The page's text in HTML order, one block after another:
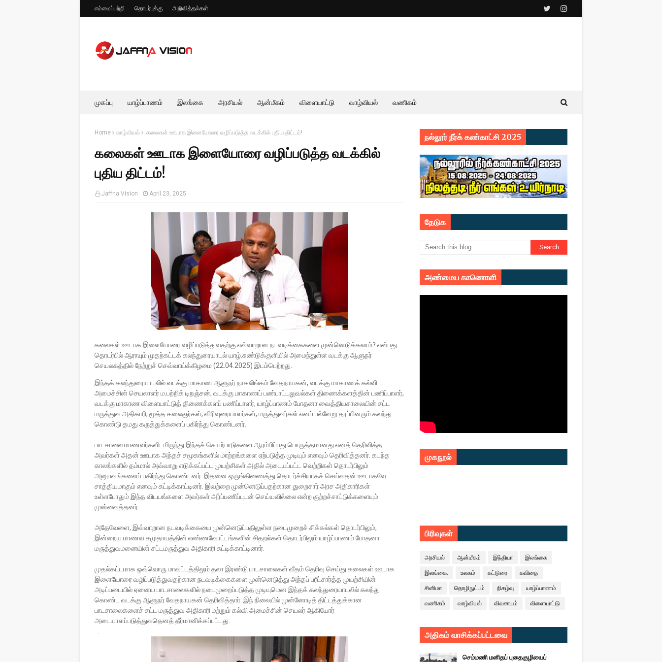
எம்மைப்பற்றி தொடர்புக்கு அறிவித்தல்கள்
முகப்பு யாழ்ப்பாணம் இலங்கை அரசியல் ஆன்மீகம் விளையாட்டு வாழ்வியல் வணிகம்
Home வாழ்வியல் கலைகள் ஊடாக இளையோரை வழிப்படுத்த வடக்கில் புதிய திட்டம்!
கலைகள் ஊடாக இளையோரை வழிப்படுத்த வடக்கில்
புதிய திட்டம்!
Jaffna Vision April 23, 2025
கலைகள் ஊடாக இளையோரை வழிப்படுத்துவதற்கு எவ்வாறான நடவடிக்கைகளை முன்னெடுக்கலாம்? என்பது
தொடர்பில் ஆராயும் முதற்கட்டக் கலந்துரையாடல் யாழ்.சுண்டுக்குளியில் அமைந்துள்ள வடக்கு ஆளுநர்
செயலகத்தில் நேற்றுச் செவ்வாய்க்கிழமை (22.04.2025) இடம்பெற்றது.
இந்தக் கலந்துரையாடலில் வடக்கு மாகாண ஆளுநர் நாகலிங்கம் வேதநாயகன், வடக்கு மாகாணக் கல்வி
அமைச்சின் செயலாளர் ம.பற்றிக் டிறஞ்சன், வடக்கு மாகாணப் பண்பாட்டலுவல்கள் திணைக்களத்தின் பணிப்பாளர்,
வடக்கு மாகாண விளையாட்டுத் திணைக்களப் பணிப்பாளர், யாழ்ப்பாணம் போதனா வைத்தியசாலையின் சட்ட
மருத்துவ அதிகாரி, மூத்த கலைஞர்கள், விரிவுரையாளர்கள், மருத்துவர்கள் எனப் பல்வேறு தரப்பினரும் கலந்து
கொண்டு தமது கருத்துக்களைப் பகிர்ந்து கொண்டனர்.
பாடசாலை மாணவர்களிடமிருந்து இந்தச் செயற்பாடுகளை ஆரம்பிப்பது பொருத்தமானது எனத் தெரிவித்த
அவர்கள் அதன் ஊடாக அந்தச் சமூகங்களில் மாற்றங்களை ஏற்படுத்த முடியும் எனவும் தெரிவித்தனர். கடந்த
காலங்களில் தம்மால் அவ்வாறு எடுக்கப்பட்ட முயற்சிகள் அதில் அடையப்பட்ட வெற்றிகள் தொடர்பிலும்
அனுபவங்களைப் பகிர்ந்து கொண்டனர். இதனை ஒருங்கிணைத்து தொடர்ச்சியாகச் செய்வதன் ஊடாகவே
சாத்தியமாகும் எனவும் சுட்டிக்காட்டினர். இவற்றை முன்னெடுப்பதற்கான துறைசார் அரச அதிகாரிகள்
உள்ளபோதும் இந்த விடயங்களை அவர்கள் அர்ப்பணிப்புடன் செய்யவில்லை என்ற குற்றச்சாட்டுக்களையும்
முன்வைத்தனர்.
அதேவேளை, இவ்வாறான நடவடிக்கையை முன்னெடுப்பதிலுள்ள நடைமுறைச் சிக்கல்கள் தொடர்பிலும்,
இன்றைய மாணவ சமுதாயத்தின் எண்ணவோட்டங்களின் சிதறல்கள் தொடர்பிலும் யாழ்ப்பாணம் போதனா
மருத்துவமனையின் சட்டமருத்துவ அதிகாரி சுட்டிக்காட்டினார்.
முதல்கட்டமாக ஒவ்வொரு மாவட்டத்திலும் தலா இரண்டு பாடசாலைகள் வீதம் தெரிவு செய்து கலைகள் ஊடாக
இளையோரை வழிப்படுத்துவதற்கான நடவடிக்கைகளை முன்னெடுத்து அந்தப் பரீட்சார்த்த முயற்சியின்
அடிப்படையில் ஏனைய பாடசாலைகளில் நடைமுறைப்படுத்த முடியுமென இந்தக் கலந்துரையாடலில் கலந்து
கொண்ட வடக்கு ஆளுநர் வேதநாயகன் தெரிவித்தார். இந் நிலையில் முன்னோடித் திட்டத்துக்கான
பாடசாலைகளைச் சட்ட மருத்துவ அதிகாரி மற்றும் கல்வி அமைச்சின் செயலர் ஆகியோர்
அடையாளப்படுத்துவதெனத் தீர்மானிக்கப்பட்டது.
நல்லூர் நீர்க் கண்காட்சி 2025
தேடுக
அண்மைய காணொளி
முகநூல்
பிரிவுகள்
அரசியல் ஆன்மீகம் இந்தியா இலங்கை
இலங்கை. உலகம் கட்டுரை கவிதை
சினிமா தொழிநுட்பம் நிகழ்வு யாழ்ப்பாணம்
வணிகம் வாழ்வியல் விவசாயம் விளையாட்டு
அதிகம் வாசிக்கப்பட்டவை
செம்மணி மனிதப் புதைகுழியைப்